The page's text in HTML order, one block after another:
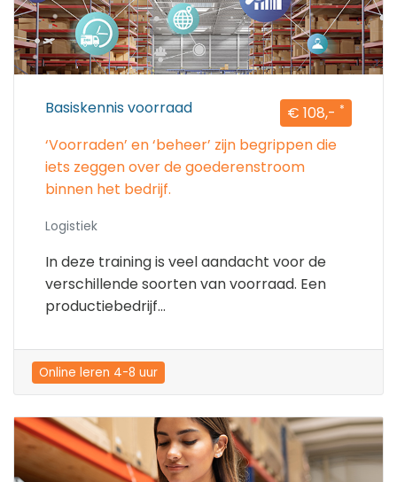
Basiskennis voorraad € 108,- *
‘Voorraden’ en ‘beheer’ zijn begrippen die
iets zeggen over de goederenstroom
binnen het bedrijf.
Logistiek
In deze training is veel aandacht voor de
verschillende soorten van voorraad. Een
productiebedrijf...
Online leren 4-8 uur